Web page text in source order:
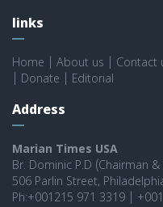
links
Home About us Contact
Donate Editorial
Address
Marian Times USA
Br. Dominic P.D (Chairman
506 Parlin Street,
Ph:+001215 971 3319 |